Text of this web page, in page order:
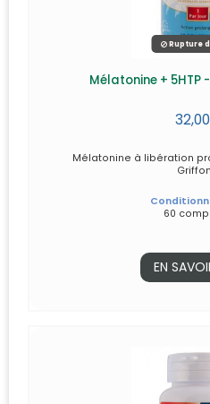
Rupture
Mélatonine + 5HTP
Mélatonine à libération
60
EN